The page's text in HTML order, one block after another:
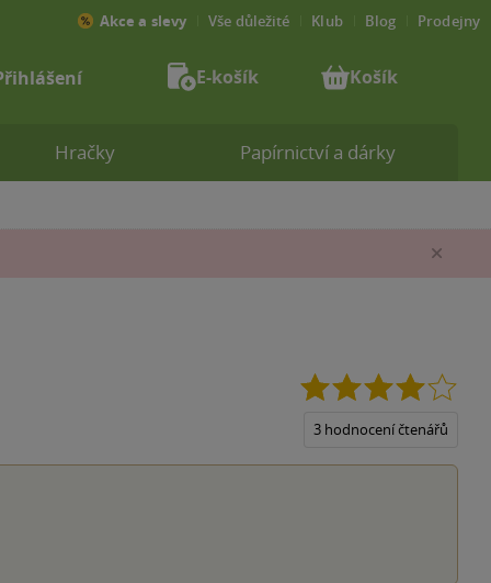
3 hodnocení čtenářů
Hračky Papírnictví a dárky
Akce a slevy Vše důležité Klub Blog Prodejny
E-košík Košík